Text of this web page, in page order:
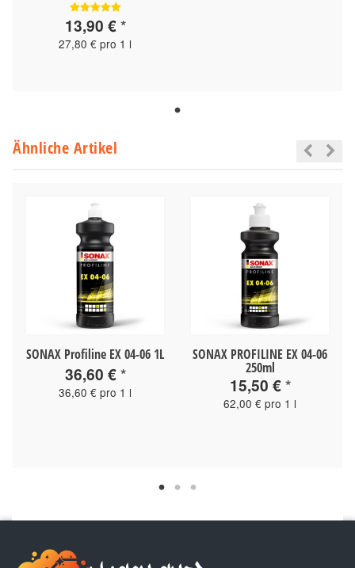
13,90 €*
27,80 € pro 1 l
Ähnliche Artikel
SONAX Profiline EX 04-06 1L
36,60 €*
36,60 € pro 1 l
SONAX PROFILINE EX 04-06
250ml
15,50 €*
62,00 € pro 1 l